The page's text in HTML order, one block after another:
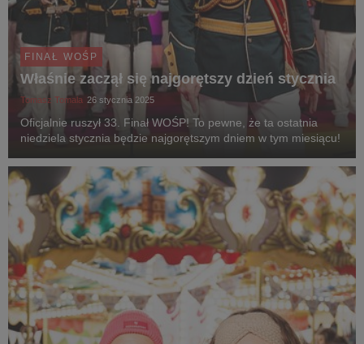
FINAŁ WOŚP
Właśnie zaczął się najgorętszy dzień stycznia
Tomasz Tomala 26 stycznia 2025
Oficjalnie ruszył 33. Finał WOŚP! To pewne, że ta ostatnia
niedziela stycznia będzie najgorętszym dniem w tym miesiącu!